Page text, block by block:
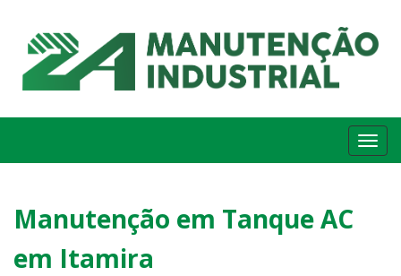
Manutenção em Tanque AC
em Itamira